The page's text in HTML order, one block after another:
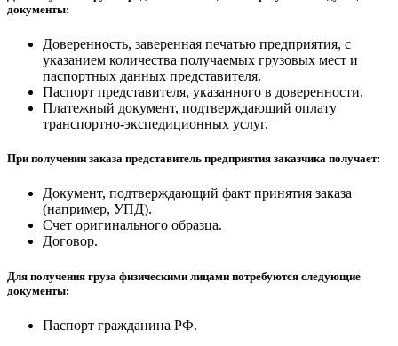
документы:
Доверенность, заверенная печатью предприятия, с
указанием количества получаемых грузовых мест и
паспортных данных представителя.
Паспорт представителя, указанного в доверенности.
Платежный документ, подтверждающий оплату
транспортно-экспедиционных услуг.
При получении заказа представитель предприятия заказчика получает:
Документ, подтверждающий факт принятия заказа
(например, УПД).
Счет оригинального образца.
Договор.
Для получения груза физическими лицами потребуются следующие
документы:
Паспорт гражданина РФ.